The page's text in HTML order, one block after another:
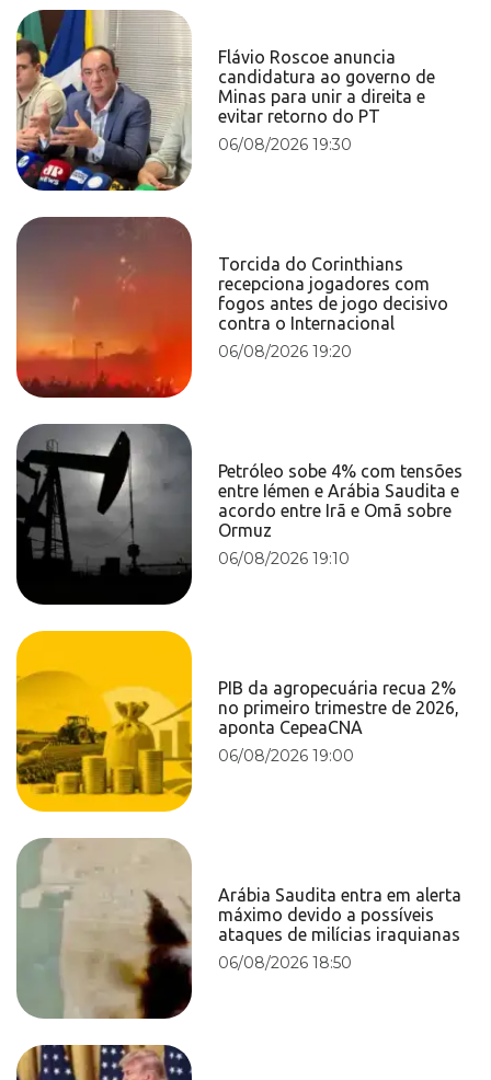
Flávio Roscoe anuncia
candidatura ao governo de
Minas para unir a direita e
evitar retorno do PT
06/08/2026 19:30
Torcida do Corinthians
recepciona jogadores com
fogos antes de jogo decisivo
contra o Internacional
06/08/2026 19:20
Petróleo sobe 4% com tensões
entre Iémen e Arábia Saudita e
acordo entre Irã e Omã sobre
Ormuz
06/08/2026 19:10
PIB da agropecuária recua 2%
no primeiro trimestre de 2026,
aponta CepeaCNA
06/08/2026 19:00
Arábia Saudita entra em alerta
máximo devido a possíveis
ataques de milícias iraquianas
06/08/2026 18:50